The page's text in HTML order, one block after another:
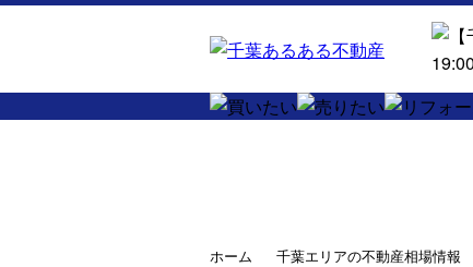
ホーム 千葉エリアの不動産相場情報